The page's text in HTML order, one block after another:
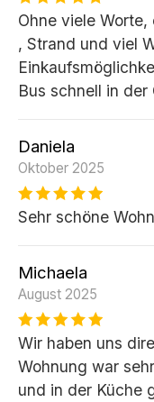
Ohne viele
, Strand und viel
Bus schnell in
Daniela
Oktober 2025
Sehr schöne
Michaela
August 2025
Wir haben uns
Wohnung war
und in der Küche